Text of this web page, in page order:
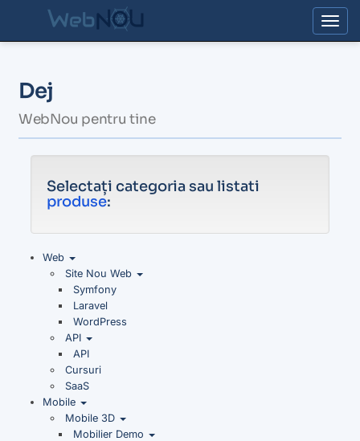
Dej
WebNou pentru tine
Selectați categoria sau listati
produse:
Web
Site Nou Web
Symfony
Laravel
WordPress
API
API
Cursuri
SaaS
Mobile
Mobile 3D
Mobilier Demo